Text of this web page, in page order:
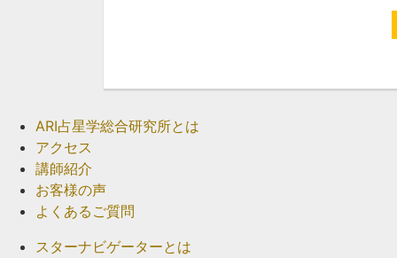
ARI占星学総合研究所とは
アクセス
講師紹介
お客様の声
よくあるご質問
スターナビゲーターとは